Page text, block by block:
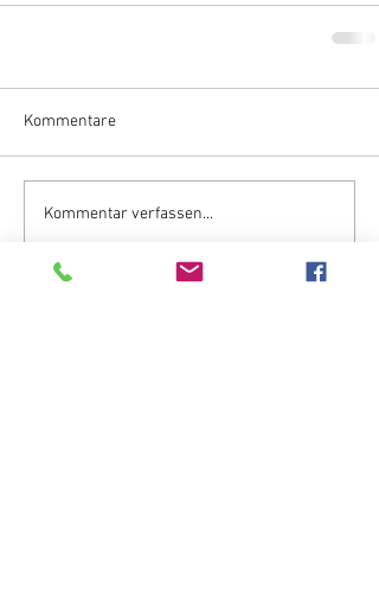
Kommentare
Kommentar verfassen...